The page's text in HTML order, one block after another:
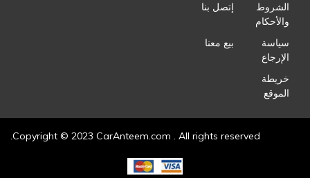
الشروط
والأحكام
إتصل بنا
سياسة
الإرجاع
بيع معنا
خريطة
الموقع
Copyright © 2023 CarAnteem.com . All rights reserved.